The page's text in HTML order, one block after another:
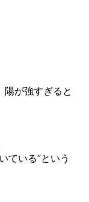
陽が強すぎると
ている”という